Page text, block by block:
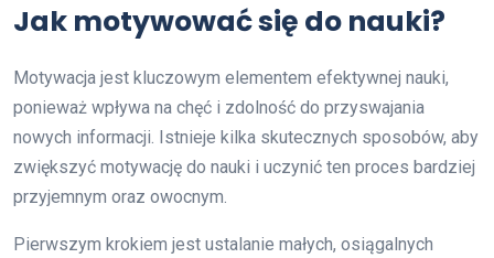
Jak motywować się do nauki?
Motywacja jest kluczowym elementem efektywnej nauki,
ponieważ wpływa na chęć i zdolność do przyswajania
nowych informacji. Istnieje kilka skutecznych sposobów, aby
zwiększyć motywację do nauki i uczynić ten proces bardziej
przyjemnym oraz owocnym.
Pierwszym krokiem jest ustalanie małych, osiągalnych